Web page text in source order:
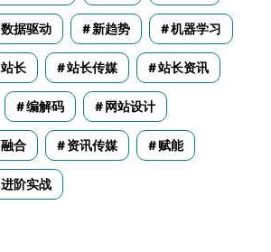
数据驱动 新趋势 机器学习
站长 站长传媒 站长资讯
编解码 网站设计
融合 资讯传媒 赋能
进阶实战